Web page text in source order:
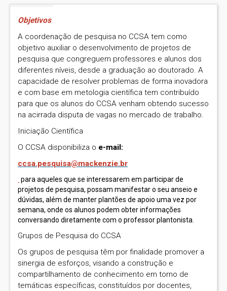
Objetivos
A coordenação de pesquisa no CCSA tem como
objetivo auxiliar o desenvolvimento de projetos de
pesquisa que congreguem professores e alunos dos
diferentes níveis, desde a graduação ao doutorado. A
capacidade de resolver problemas de forma inovadora
e com base em metologia científica tem contribuído
para que os alunos do CCSA venham obtendo sucesso
na acirrada disputa de vagas no mercado de trabalho.
Iniciação Científica
O CCSA disponibiliza o e-mail:
ccsa.pesquisa@mackenzie.br
para aqueles que se interessarem em participar de
projetos de pesquisa, possam manifestar o seu anseio e
dúvidas, além de manter plantões de apoio uma vez por
semana, onde os alunos podem obter informações
conversando diretamente com o professor plantonista.
Grupos de Pesquisa do CCSA
Os grupos de pesquisa têm por finalidade promover a
sinergia de esforços, visando a construção e
compartilhamento de conhecimento em torno de
temáticas específicas, constituídos por docentes,